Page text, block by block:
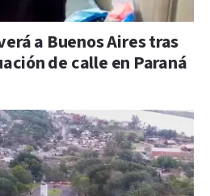
a Buenos Aires tras
de calle en Paraná